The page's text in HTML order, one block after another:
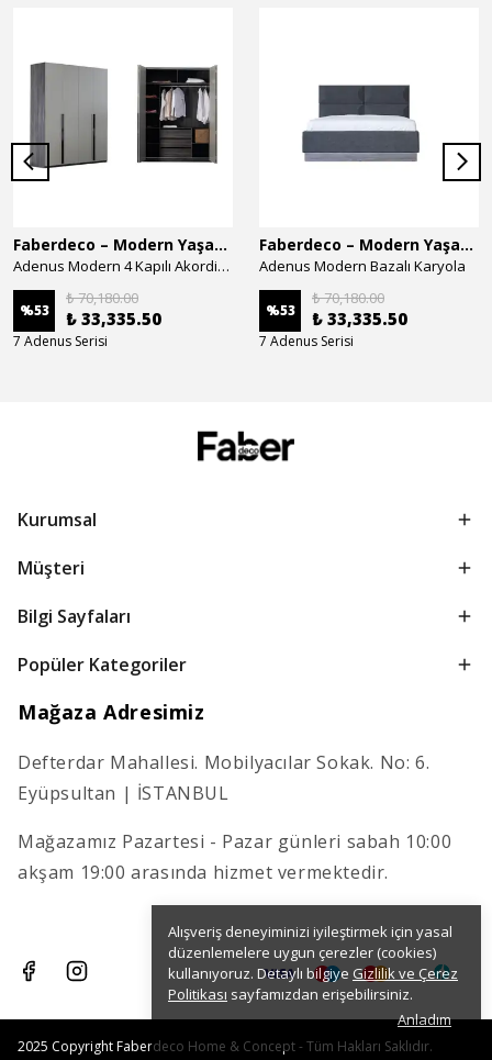
Alışveriş deneyiminizi iyileştirmek için yasal
düzenlemelere uygun çerezler (cookies)
kullanıyoruz. Detaylı bilgiye Gizlilik ve Çerez
Politikası sayfamızdan erişebilirsiniz.
Anladım
Faberdeco – Modern Yaşam Alanları İçin Özel Tasarım Mobilyalar
Adenus Modern 4 Kapılı Akordion Dolap
%53
₺ 70,180.00
₺ 33,335.50
7 Adenus Serisi
Faberdeco – Modern Yaşam Alanları İçin Özel Tasarım Mobilyalar
Adenus Modern Bazalı Karyola
%53
₺ 70,180.00
₺ 33,335.50
7 Adenus Serisi
Kurumsal
Müşteri
Bilgi Sayfaları
Popüler Kategoriler
Mağaza Adresimiz
Defterdar Mahallesi. Mobilyacılar Sokak. No: 6.
Eyüpsultan | İSTANBUL
Mağazamız Pazartesi - Pazar günleri sabah 10:00
akşam 19:00 arasında hizmet vermektedir.
2025 Copyright Faberdeco Home & Concept - Tüm Hakları Saklıdır.